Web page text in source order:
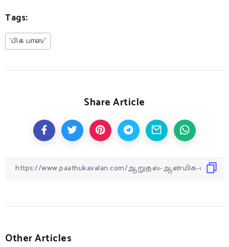
Tags:
‘பிக் பாஸ்’
Share Article
Other Articles